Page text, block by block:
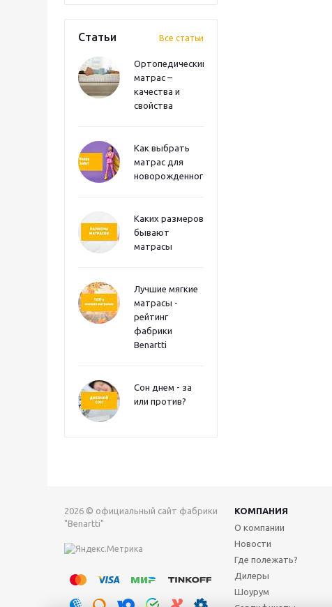
Статьи Все статьи
Ортопедический
матрас –
качества и
свойства
Как выбрать
матрас для
новорожденного?
Каких размеров
бывают
матрасы
Лучшие мягкие
матрасы -
рейтинг
фабрики
Benartti
Сон днем - за
или против?
2026 © официальный сайт фабрики
"Benartti"
КОМПАНИЯ
О компании
Новости
Где полежать?
Дилеры
Шоурум